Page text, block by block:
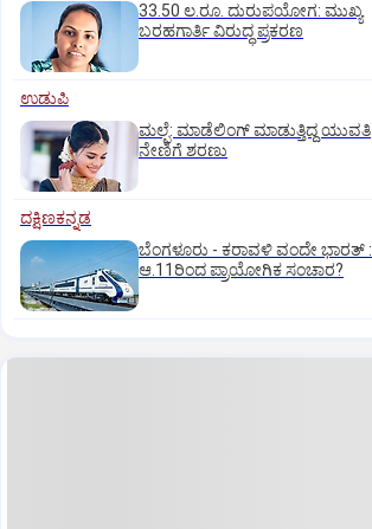
33.50 ಲ.ರೂ. ದುರುಪಯೋಗ: ಮುಖ್ಯ
ಬರಹಗಾರ್ತಿ ವಿರುದ್ಧ ಪ್ರಕರಣ
ಉಡುಪಿ
ಮಲ್ಪೆ: ಮಾಡೆಲಿಂಗ್ ಮಾಡುತ್ತಿದ್ದ ಯುವತಿ
ನೇಣಿಗೆ ಶರಣು
ದಕ್ಷಿಣಕನ್ನಡ
ಬೆಂಗಳೂರು - ಕರಾವಳಿ ವಂದೇ ಭಾರತ್‌ :
ಆ.11ರಿಂದ ಪ್ರಾಯೋಗಿಕ ಸಂಚಾರ?